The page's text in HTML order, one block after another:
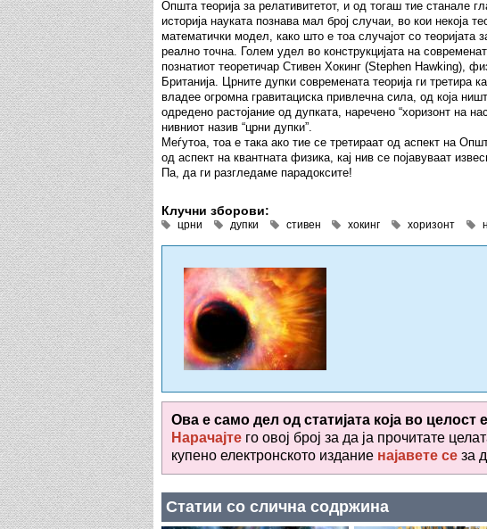
Општа теорија за релативитетот, и од тогаш тие станале
историја науката познава мал број случаи, во кои некоја
математички модел, како што е тоа случајот со
реално точна. Голем удел во конструкцијата на
познатиот теоретичар Стивен Хокинг (Stephen Hawking),
Британија. Црните дупки современата теорија ги третира
владее огромна гравитациска привлечна сила, од која
одредено растојание од дупката, наречено “хоризонт на
нивниот назив “црни дупки”.
Меѓутоа, тоа е така ако тие се третираат од аспект на
од аспект на квантната физика, кај нив се појавуваат
Па, да ги разгледаме парадоксите!
Клучни зборови:
црни дупки стивен хокинг хоризонт
Ова е само дел од статијата која во целост
Нарачајте го овој број за да ја прочитате
купено електронското издание најавете се за
Статии со слична содржина